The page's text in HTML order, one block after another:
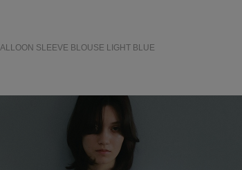
SLEEVE BLOUSE LIGHT BLUE